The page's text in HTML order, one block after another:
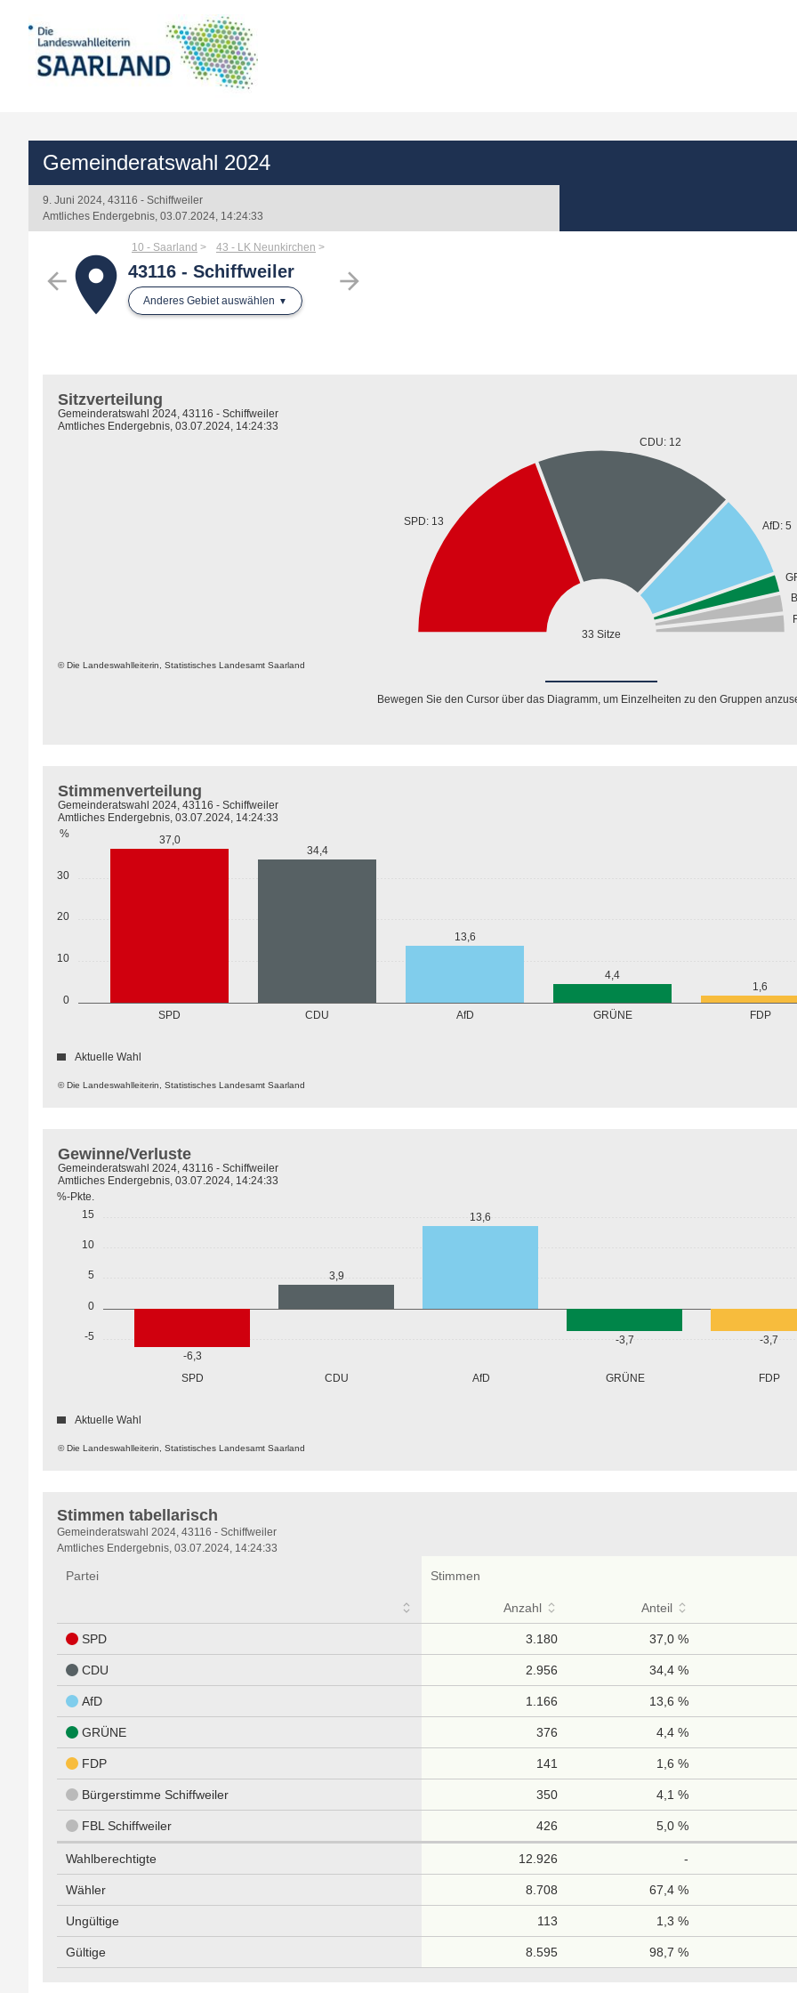
Gemeinderatswahl 2024
9. Juni 2024, 43116 - Schiffweiler
Amtliches Endergebnis, 03.07.2024, 14:24:33
arrow_back arrow_forward
place
10 - Saarland 43 - LK Neunkirchen
43116 - Schiffweiler
Anderes Gebiet auswählen
33 Sitze
SPD: 13
CDU: 12
AfD: 5
© Die Landeswahlleiterin, Statistisches Landesamt Saarland
Sitzverteilung
Gemeinderatswahl 2024, 43116 - Schiffweiler
Amtliches Endergebnis, 03.07.2024, 14:24:33
Bewegen Sie den Cursor über das Diagramm, um Einzelheiten zu den Gruppen
0
10
20
30
%
SPD CDU AfD GRÜNE FDP
37,0
34,4
13,6
4,4
1,6
© Die Landeswahlleiterin, Statistisches Landesamt Saarland
Stimmenverteilung
Gemeinderatswahl 2024, 43116 - Schiffweiler
Amtliches Endergebnis, 03.07.2024, 14:24:33
Aktuelle Wahl
-5
0
5
10
15
%-Pkte.
SPD CDU AfD GRÜNE FDP
-6,3
3,9
13,6
-3,7 -3,7
© Die Landeswahlleiterin, Statistisches Landesamt Saarland
Gewinne/Verluste
Gemeinderatswahl 2024, 43116 - Schiffweiler
Amtliches Endergebnis, 03.07.2024, 14:24:33
Aktuelle Wahl
Stimmen tabellarisch
Stimmen
tabellarisch
Gemeinderatswahl 2024, 43116 - Schiffweiler
Amtliches Endergebnis, 03.07.2024, 14:24:33
Partei Stimmen
Anzahl Anteil
SPD 3.180 37,0 %
CDU 2.956 34,4 %
AfD 1.166 13,6 %
GRÜNE 376 4,4 %
FDP 141 1,6 %
Bürgerstimme Schiffweiler 350 4,1 %
FBL Schiffweiler 426 5,0 %
Wahlberechtigte 12.926 -
Wähler 8.708 67,4 %
Ungültige 113 1,3 %
Gültige 8.595 98,7 %